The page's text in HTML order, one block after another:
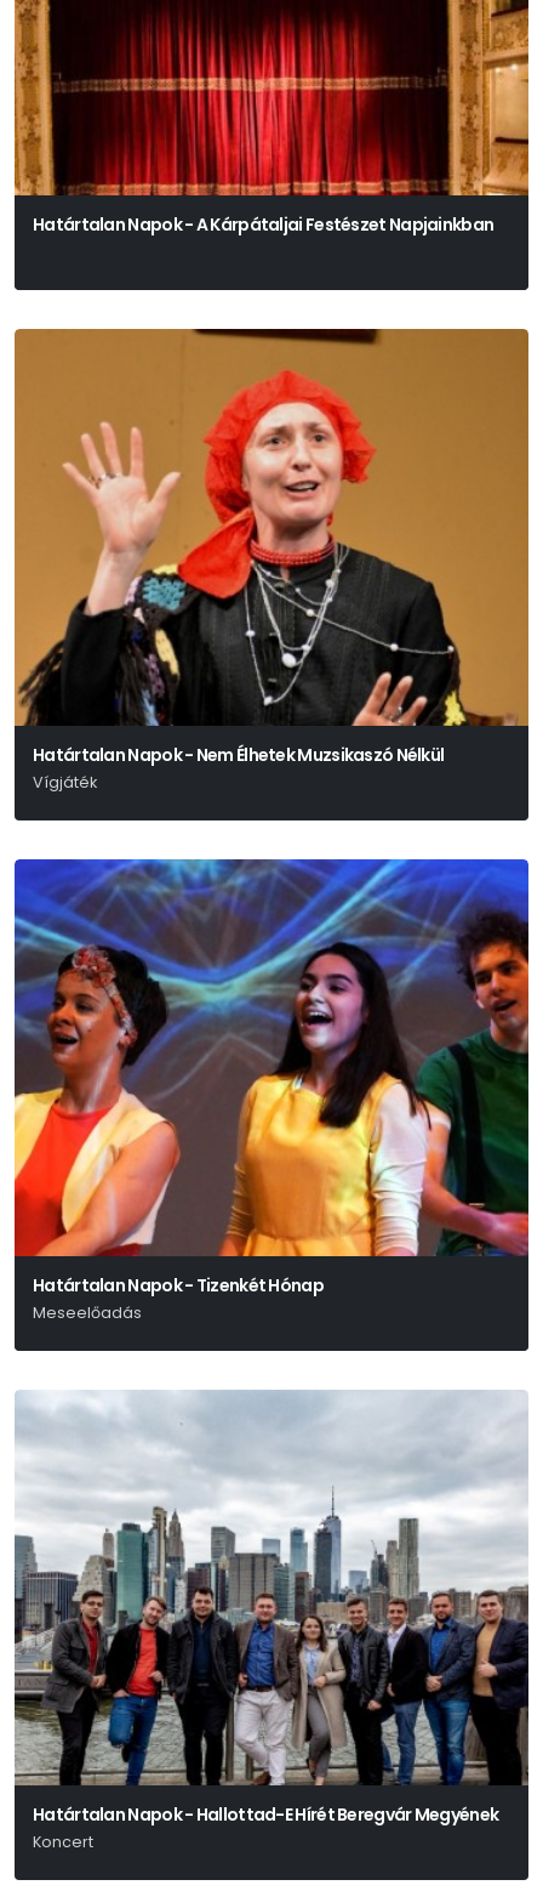
Határtalan Napok - A Kárpátaljai Festészet Napjainkban
Határtalan Napok - Nem Élhetek Muzsikaszó Nélkül
Vígjáték
Határtalan Napok - Tizenkét Hónap
Meseelőadás
Határtalan Napok - Hallottad-E Hírét Beregvár Megyének
Koncert